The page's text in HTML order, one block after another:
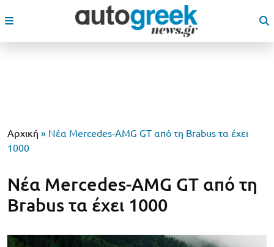
Αρχική » Νέα Mercedes-AMG GT από τη Brabus τα έχει
1000
Νέα Mercedes-AMG GT από τη
Brabus τα έχει 1000